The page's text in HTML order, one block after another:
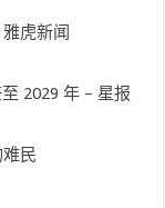
虎新闻
2029 年 – 星报
民